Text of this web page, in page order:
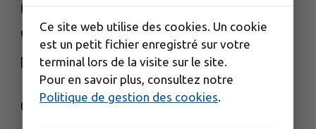
03 84 91 66 00
NOUS CONTACTER
M'Y RENDRE
www.cctds.fr
Ce site web utilise des cookies. Un cookie
est un petit fichier enregistré sur votre
terminal lors de la visite sur le site.
Pour en savoir plus, consultez notre
Politique de gestion des cookies.